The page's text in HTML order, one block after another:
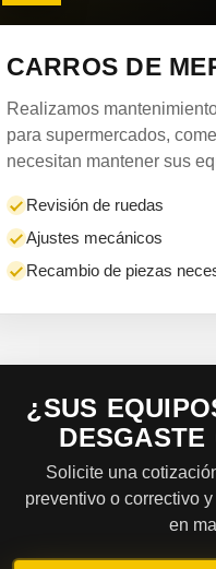
CARROS DE
Realizamos
para supermercados,
necesitan mantener sus
Revisión de ruedas
Ajustes mecánicos
Recambio de piezas
¿SUS
Solicite una
preventivo o correctivo
en